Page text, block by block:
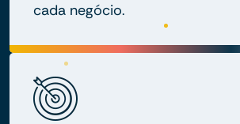
cada negócio.